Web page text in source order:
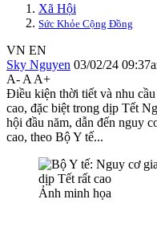
Xã Hội
Sức Khỏe Cộng Đồng
VN EN
Sky Nguyen 03/02/24
A- A A+
Điều kiện thời tiết và nhu
cao, đặc biệt trong dịp Tết
hội đầu năm, dẫn đến nguy
cao, theo Bộ Y tế...
Ảnh minh họa